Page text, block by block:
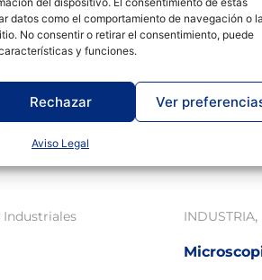
datos como el comportamiento de navegación o
No consentir o retirar el consentimiento, puede
y funciones.
Rechazar Ver
Aviso Legal
INDUSTRIA,